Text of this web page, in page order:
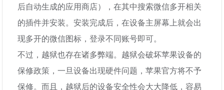
后自动生成的应用商店），在其中搜索微信多开相关
的插件并安装。安装完成后，在设备主屏幕上就会出
现多开的微信图标，登录不同账号即可。
不过，越狱也存在诸多弊端。越狱会破坏苹果设备的
保修政策，一旦设备出现硬件问题，苹果官方将不予
保修。而且，越狱后的设备安全性会大大降低，容易